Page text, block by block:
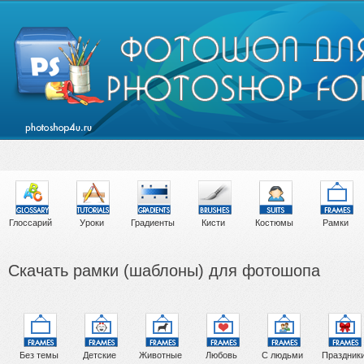
Глоссарий Уроки Градиенты Кисти Костюмы Рамки
Скачать рамки (шаблоны) для фотошопа
Без темы Детские Животные Любовь С людьми